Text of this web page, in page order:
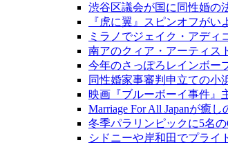
渋谷区議会が国に同性婚の
『虎に翼』スピンオフがい
ミラノでジェイク・アディ
南アのクィア・アーティス
今年のさっぽろレインボー
同性婚家事審判申立ての小
映画『ブルーボーイ事件』
Marriage For All Japanが癒
冬季パラリンピックに5名
シドニーや岸和田でプライ